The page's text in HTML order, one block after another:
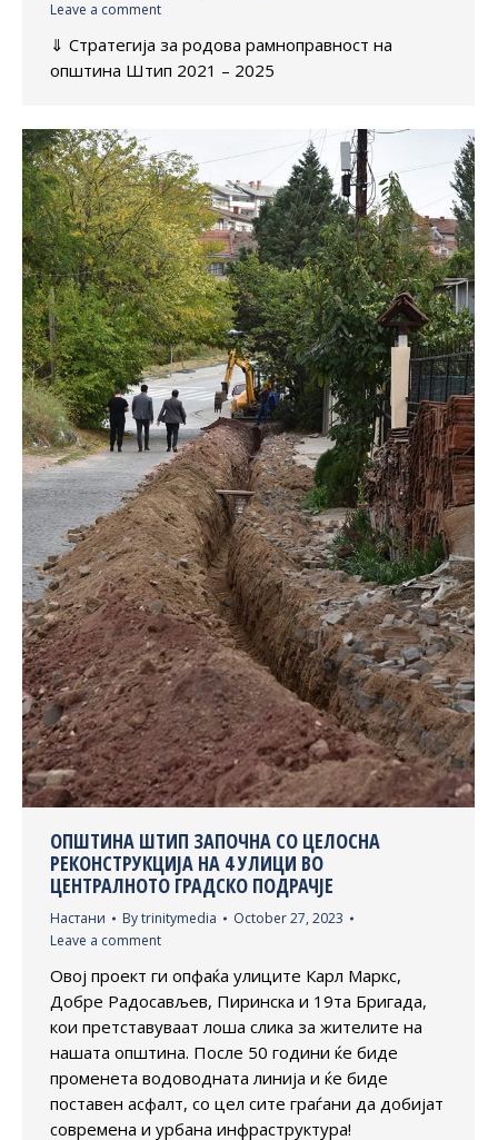
Leave a comment
⇓ Стратегија за родова рамноправност на
општина Штип 2021 – 2025
ОПШТИНА ШТИП ЗАПОЧНА СО ЦЕЛОСНА
РЕКОНСТРУКЦИЈА НА 4 УЛИЦИ ВО
ЦЕНТРАЛНОТО ГРАДСКО ПОДРАЧЈЕ
Настани Bytrinitymedia
October 27, 2023
Leave a comment
Овој проект ги опфаќа улиците Карл Маркс,
Добре Радосављев, Пиринска и 19та Бригада,
кои претставуваат лоша слика за жителите на
нашата општина. После 50 години ќе биде
променета водоводната линија и ќе биде
поставен асфалт, со цел сите граѓани да добијат
современа и урбана инфраструктура!